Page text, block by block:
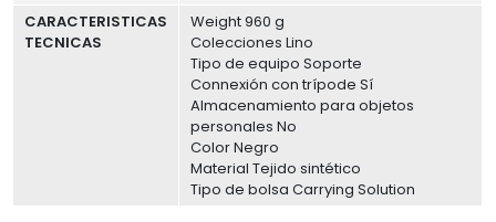
CARACTERISTICAS
TECNICAS
Weight 960 g
Colecciones Lino
Tipo de equipo Soporte
Connexión con trípode Sí
Almacenamiento para objetos
personales No
Color Negro
Material Tejido sintético
Tipo de bolsa Carrying Solution